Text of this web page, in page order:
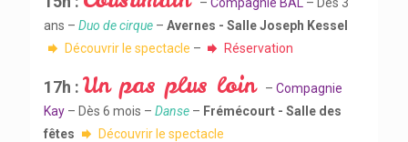
ans – Duo de cirque – Avernes - Salle Joseph Kessel
Découvrir le spectacle – Réservation
17h : Un pas plus loin – Compagnie
Kay – Dès 6 mois – Danse – Frémécourt - Salle des
fêtes
Découvrir le spectacle